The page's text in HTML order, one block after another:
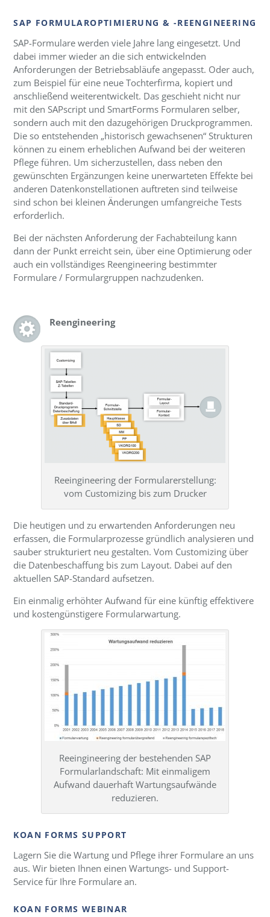
SAP FORMULAROPTIMIERUNG & -REENGINEERING
SAP-Formulare werden viele Jahre lang eingesetzt. Und
dabei immer wieder an die sich entwickelnden
Anforderungen der Betriebsabläufe angepasst. Oder auch,
zum Beispiel für eine neue Tochterfirma, kopiert und
anschließend weiterentwickelt. Das geschieht nicht nur
mit den SAPscript und SmartForms Formularen selber,
sondern auch mit den dazugehörigen Druckprogrammen.
Die so entstehenden „historisch gewachsenen“ Strukturen
können zu einem erheblichen Aufwand bei der weiteren
Pflege führen. Um sicherzustellen, dass neben den
gewünschten Ergänzungen keine unerwarteten Effekte bei
anderen Datenkonstellationen auftreten sind teilweise
sind schon bei kleinen Änderungen umfangreiche Tests
erforderlich.
Bei der nächsten Anforderung der Fachabteilung kann
dann der Punkt erreicht sein, über eine Optimierung oder
auch ein vollständiges Reengineering bestimmter
Formulare / Formulargruppen nachzudenken.
Reengineering
Reeingineering der Formularerstellung:
vom Customizing bis zum Drucker
Die heutigen und zu erwartenden Anforderungen neu
erfassen, die Formularprozesse gründlich analysieren und
sauber strukturiert neu gestalten. Vom Customizing über
die Datenbeschaffung bis zum Layout. Dabei auf den
aktuellen SAP-Standard aufsetzen.
Ein einmalig erhöhter Aufwand für eine künftig effektivere
und kostengünstigere Formularwartung.
Reeingineering der bestehenden SAP
Formularlandschaft: Mit einmaligem
Aufwand dauerhaft Wartungsaufwände
reduzieren.
KOAN FORMS SUPPORT
Lagern Sie die Wartung und Pflege ihrer Formulare an uns
aus. Wir bieten Ihnen einen Wartungs- und Support-
Service für Ihre Formulare an.
KOAN FORMS WEBINAR